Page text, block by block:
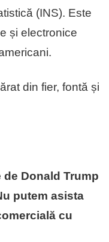
(INS). Este
și electronice
din fier, fontă și
Donald Trump
putem asista
cu